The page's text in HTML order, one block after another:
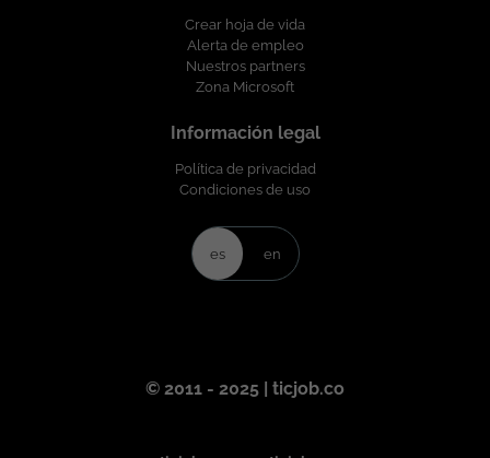
Crear hoja de vida
Alerta de empleo
Nuestros partners
Zona Microsoft
Información legal
Política de privacidad
Condiciones de uso
es en
© 2011 - 2025 | ticjob.co